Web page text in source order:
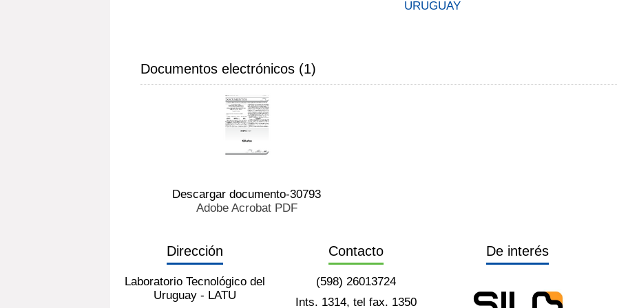
URUGUAY
Documentos electrónicos (1)
Descargar documento-30793
Adobe Acrobat PDF
Dirección
Laboratorio Tecnológico del
Uruguay - LATU
Contacto
(598) 26013724
Ints. 1314, tel fax. 1350
De interés